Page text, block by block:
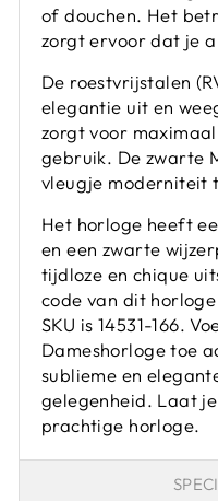
of douchen. Het
zorgt ervoor dat je
De roestvrijstalen
elegantie uit en
zorgt voor
gebruik. De zwarte
vleugje moderniteit
Het horloge heeft
en een zwarte
tijdloze en chique
code van dit horloge
SKU is 14531-166.
Dameshorloge toe
sublieme en
gelegenheid. Laat
prachtige horloge.